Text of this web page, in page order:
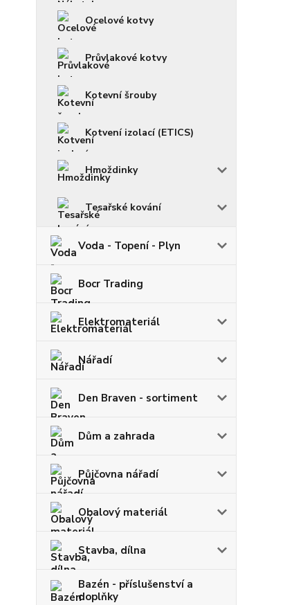
Ocelové kotvy
Průvlakové kotvy
Kotevní šrouby
Kotvení izolací (ETICS)
Hmoždinky
Tesařské kování
Voda - Topení - Plyn
Bocr Trading
Elektromateriál
Nářadí
Den Braven - sortiment
Dům a zahrada
Půjčovna nářadí
Obalový materiál
Stavba, dílna
Bazén - příslušenství a
doplňky